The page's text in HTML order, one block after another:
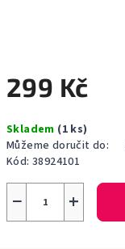
299 Kč
cena:
Skladem (1 ks)
Můžeme doručit do:
Kód: 38924101
+
−